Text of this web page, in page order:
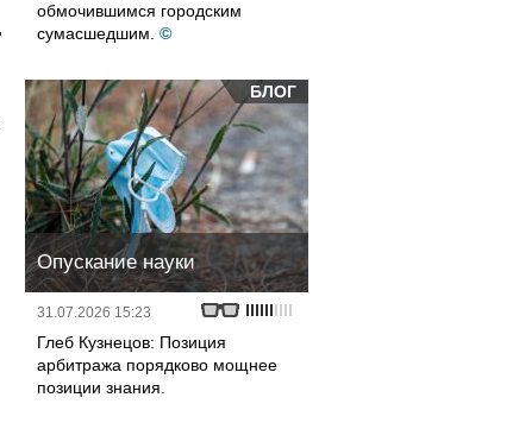
обмочившимся городским
сумасшедшим. ©
БЛОГ
Опускание науки
31.07.2026 15:23
Глеб Кузнецов: Позиция
арбитража порядково мощнее
позиции знания.